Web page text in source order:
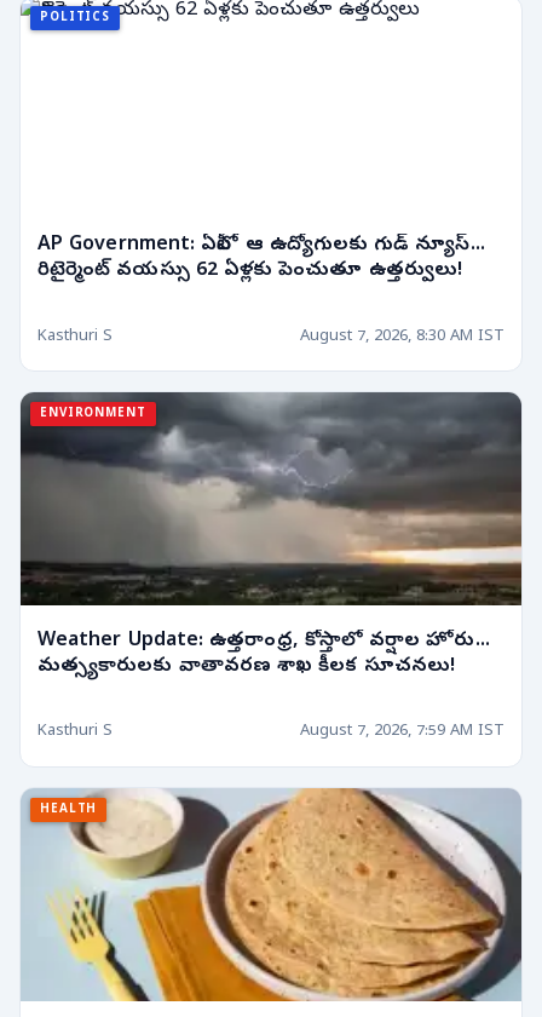
POLITICS
AP Government: ఏపీలో ఆ ఉద్యోగులకు గుడ్ న్యూస్...
రిటైర్మెంట్ వయస్సు 62 ఏళ్లకు పెంచుతూ ఉత్తర్వులు!
Kasthuri S August 7, 2026, 8:30 AM IST
ENVIRONMENT
Weather Update: ఉత్తరాంధ్ర, కోస్తాలో వర్షాల హోరు...
మత్స్యకారులకు వాతావరణ శాఖ కీలక సూచనలు!
Kasthuri S August 7, 2026, 7:59 AM IST
HEALTH